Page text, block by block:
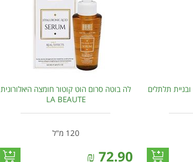
תלתלים
לה בוטה סרום הוט קוטור חומצה היאלורונית
LA BEAUTE
120 מ"ל
72.90
₪